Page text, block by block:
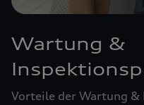
Wartung &
Vorteile der Wartung &